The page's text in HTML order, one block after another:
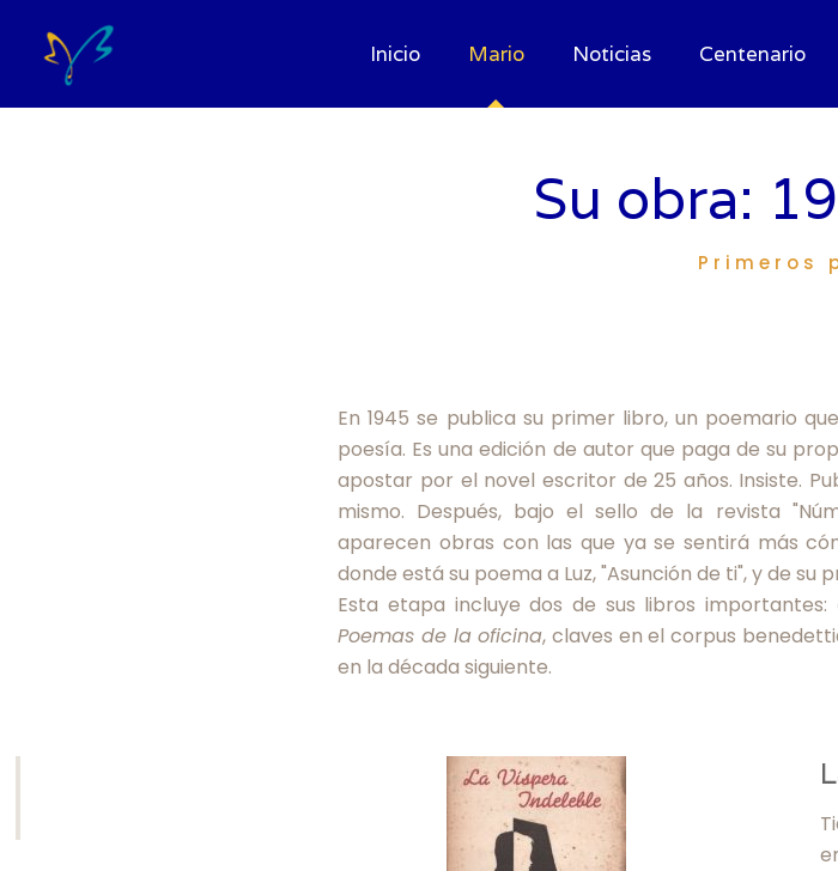
Inicio Mario Noticias Centenario
Su obra:
Primeros
En 1945 se publica su primer libro, un poemario
poesía. Es una edición de autor que paga de su
apostar por el novel escritor de 25 años. Insiste.
mismo. Después, bajo el sello de la revista
aparecen obras con las que ya se sentirá más
donde está su poema a Luz, "Asunción de ti", y de su
Esta etapa incluye dos de sus libros importantes:
Poemas de la oficina, claves en el corpus
en la década siguiente.